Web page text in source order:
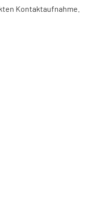
Kontaktaufnahme.